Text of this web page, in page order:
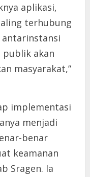
aplikasi,
terhubung
antarinstansi
publik akan
masyarakat,”
implementasi
menjadi
benar
keamanan
Sragen. Ia